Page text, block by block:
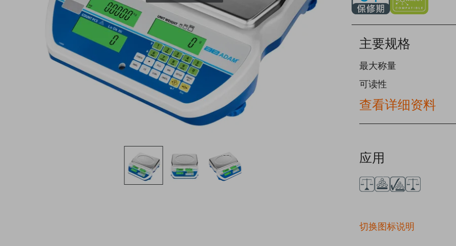
主要规格
最大称量
可读性
查看详细资料
应用
切换图标说明